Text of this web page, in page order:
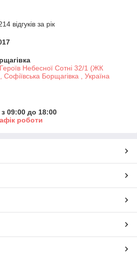
відгуків за рік
Небесної Сотні 32/1 (ЖК
Софіївська Борщагівка , Україна
09:00 до 18:00
роботи